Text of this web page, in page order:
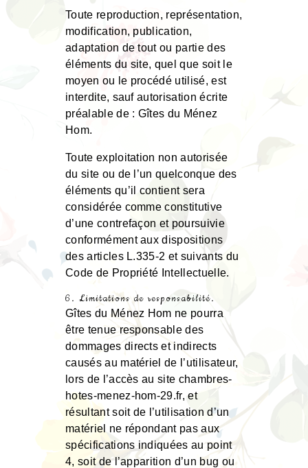
Toute reproduction, représentation,
modification, publication,
adaptation de tout ou partie des
éléments du site, quel que soit le
moyen ou le procédé utilisé, est
interdite, sauf autorisation écrite
préalable de : Gîtes du Ménez
Hom.
Toute exploitation non autorisée
du site ou de l’un quelconque des
éléments qu’il contient sera
considérée comme constitutive
d’une contrefaçon et poursuivie
conformément aux dispositions
des articles L.335-2 et suivants du
Code de Propriété Intellectuelle.
6. Limitations de responsabilité.
Gîtes du Ménez Hom ne pourra
être tenue responsable des
dommages directs et indirects
causés au matériel de l’utilisateur,
lors de l’accès au site chambres-
hotes-menez-hom-29.fr, et
résultant soit de l’utilisation d’un
matériel ne répondant pas aux
spécifications indiquées au point
4, soit de l’apparition d’un bug ou